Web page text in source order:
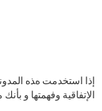
إذا استخدمت هﺬﻩ
ﺍلإﺗﻔﺎﻗﻴﺔ ﻭﻓﻬﻤﺘﻬﺎ ﻭ